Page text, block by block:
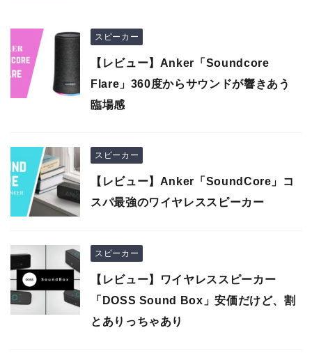
スピーカー
【レビュー】Anker「Soundcore
Flare」360度からサウンドが響きあう
臨場感
スピーカー
【レビュー】Anker「SoundCore」コ
スパ最強のワイヤレススピーカー
スピーカー
【レビュー】ワイヤレススピーカー
「DOSS Sound Box」安価だけど、割
とありっちゃあり